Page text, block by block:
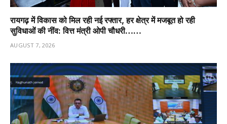
रायगढ़ में विकास को मिल रही नई रफ्तार, हर क्षेत्र में मजबूत हो रही
सुविधाओं की नींव: वित्त मंत्री ओपी चौधरी……
AUGUST 7, 2026